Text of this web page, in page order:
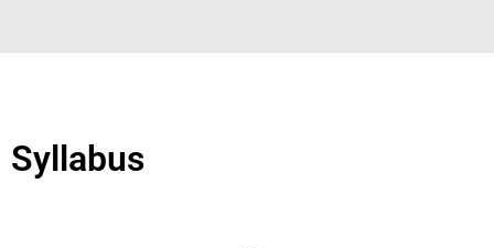
Syllabus